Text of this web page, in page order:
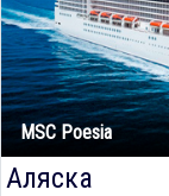
MSC Poesia
Аляска